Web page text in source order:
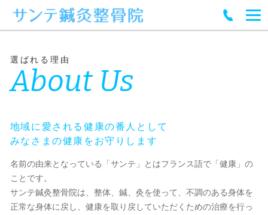
選ばれる理由
About Us
地域に愛される健康の番人として
みなさまの健康をお守りします
名前の由来となっている「サンテ」とはフランス語で「健康」の
ことです。
サンテ鍼灸整骨院は、整体、鍼、灸を使って、不調のある身体を
正常な身体に戻し、健康を取り戻していただくための治療を行っ